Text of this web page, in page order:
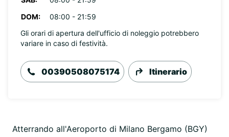
DOM:
08:00 - 21:59
Gli orari di apertura dell'ufficio di noleggio potrebbero
variare in caso di festività.
00390508075174 Itinerario
Atterrando all'Aeroporto di Milano Bergamo (BGY)